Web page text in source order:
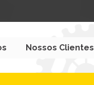
Nossos Clientes